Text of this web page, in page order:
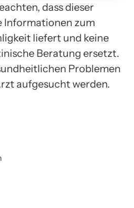
dass dieser
Informationen zum
liefert und keine
Beratung ersetzt.
Problemen
aufgesucht werden.